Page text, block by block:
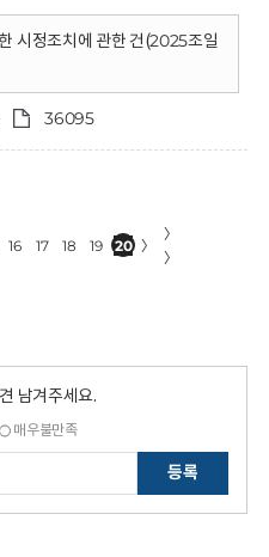
시정조치에 관한 건(2025조일
36095
16 17 18 19 20 〉
〉
〉
남겨주세요.
매우불만족
등록